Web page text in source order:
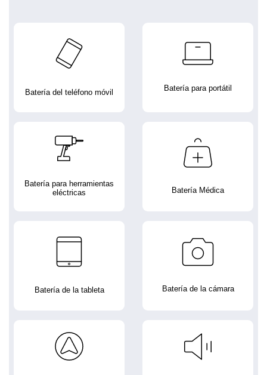
Batería del teléfono móvil Batería para portátil
Batería para herramientas
eléctricas
Batería Médica
Batería de la tableta Batería de la cámara